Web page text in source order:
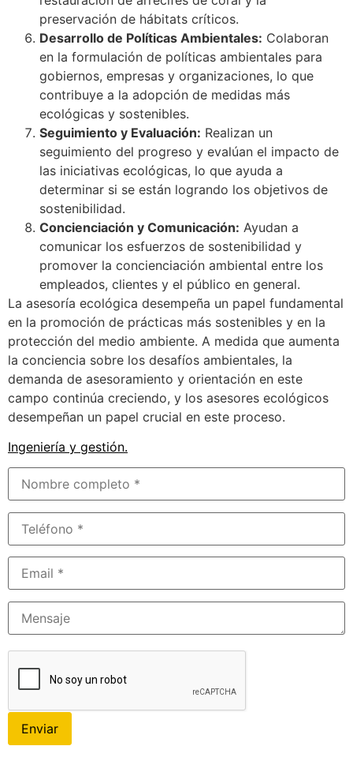
preservación de hábitats críticos.
Desarrollo de Políticas Ambientales: Colaboran
en la formulación de políticas ambientales para
gobiernos, empresas y organizaciones, lo que
contribuye a la adopción de medidas más
ecológicas y sostenibles.
Seguimiento y Evaluación: Realizan un
seguimiento del progreso y evalúan el impacto de
las iniciativas ecológicas, lo que ayuda a
determinar si se están logrando los objetivos de
sostenibilidad.
Concienciación y Comunicación: Ayudan a
comunicar los esfuerzos de sostenibilidad y
promover la concienciación ambiental entre los
empleados, clientes y el público en general.
La asesoría ecológica desempeña un papel fundamental
en la promoción de prácticas más sostenibles y en la
protección del medio ambiente. A medida que aumenta
la conciencia sobre los desafíos ambientales, la
demanda de asesoramiento y orientación en este
campo continúa creciendo, y los asesores ecológicos
desempeñan un papel crucial en este proceso.
Ingeniería y gestión.